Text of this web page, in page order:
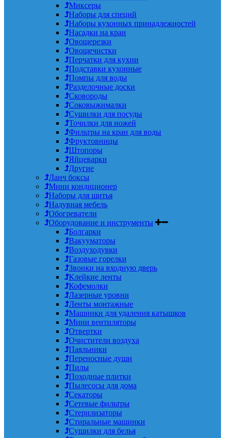
Миксеры
Наборы для специй
Наборы кухонных принадлежностей
Насадки на кран
Овощерезки
Овощечистки
Перчатки для кухни
Подставки кухонные
Помпы для воды
Разделочные доски
Сковороды
Соковыжималки
Сушилки для посуды
Точилки для ножей
Фильтры на кран для воды
Фруктовницы
Штопоры
Яйцеварки
Другие
Ланч боксы
Мини кондиционер
Наборы для шитья
Надувная мебель
Обогреватели
Оборудование и инструменты
Болгарки
Вакууматоры
Воздуходувки
Газовые горелки
Звонки на входную дверь
Клейкие ленты
Кофемолки
Лазерные уровни
Ленты монтажные
Машинки для удаления катышков
Мини вентиляторы
Отвертки
Очистители воздуха
Паяльники
Переносные души
Пилы
Походные плитки
Пылесосы для дома
Секаторы
Сетевые фильтры
Стерилизаторы
Стиральные машинки
Сушилки для белья